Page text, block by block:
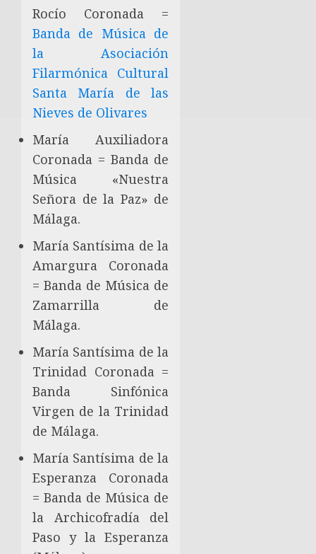
Rocío Coronada =
Banda de Música de
la Asociación
Filarmónica Cultural
Santa María de las
Nieves de Olivares
María Auxiliadora
Coronada = Banda de
Música «Nuestra
Señora de la Paz» de
Málaga.
María Santísima de la
Amargura Coronada
= Banda de Música de
Zamarrilla de
Málaga.
María Santísima de la
Trinidad Coronada =
Banda Sinfónica
Virgen de la Trinidad
de Málaga.
María Santísima de la
Esperanza Coronada
= Banda de Música de
la Archicofradía del
Paso y la Esperanza